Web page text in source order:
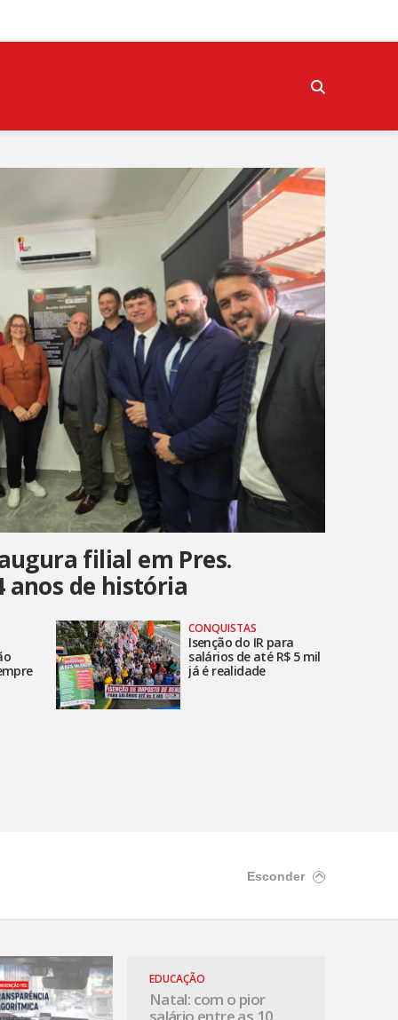
filial em Pres.
anos de história
CONQUISTAS
Isenção do IR para
salários de até R$ 5 mil
já é realidade
Esconder
EDUCAÇÃO
Natal: com o pior